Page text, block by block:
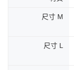
尺寸 M
尺寸 L